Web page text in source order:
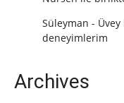
Süleyman -
deneyimlerim
Archives